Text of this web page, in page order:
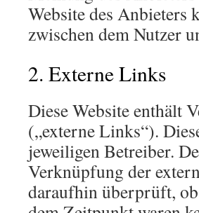
Website des Anbieters
zwischen dem Nutzer
2. Externe Links
Diese Website enthält
(„externe Links“).
jeweiligen Betreiber.
Verknüpfung der
daraufhin überprüft, ob